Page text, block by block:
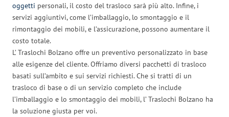
oggetti personali, il costo del trasloco sarà più alto. Infine, i
servizi aggiuntivi, come l’imballaggio, lo smontaggio e il
rimontaggio dei mobili, e l’assicurazione, possono aumentare il
costo totale.
L’ Traslochi Bolzano offre un preventivo personalizzato in base
alle esigenze del cliente. Offriamo diversi pacchetti di trasloco
basati sull’ambito e sui servizi richiesti. Che si tratti di un
trasloco di base o di un servizio completo che include
l’imballaggio e lo smontaggio dei mobili, l’ Traslochi Bolzano ha
la soluzione giusta per voi.